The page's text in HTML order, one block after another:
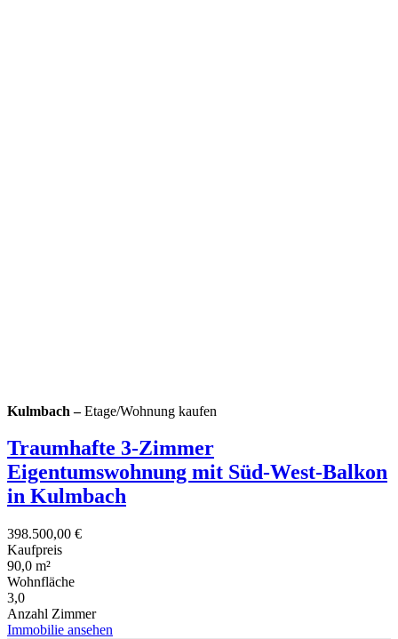
Kulmbach –Etage/Wohnung kaufen
Traumhafte 3-Zimmer
Eigentumswohnung mit Süd-West-Balkon
in Kulmbach
398.500,00 €
Kaufpreis
90,0 m²
Wohnfläche
3,0
Anzahl Zimmer
Immobilie ansehen